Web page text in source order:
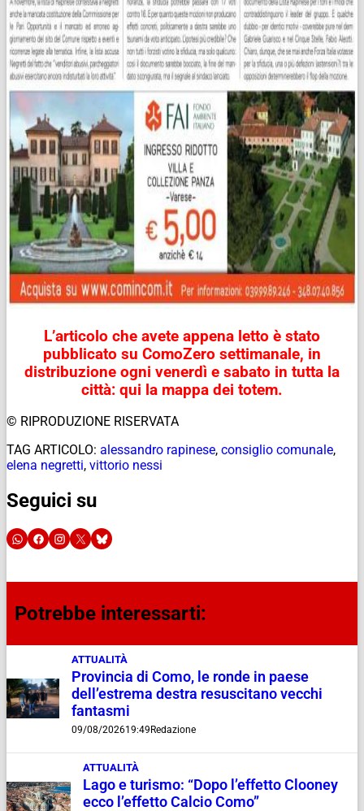
L’articolo che avete appena letto è stato
pubblicato su ComoZero settimanale, in
distribuzione ogni venerdì e sabato in tutta la
città: qui la mappa dei totem.
© RIPRODUZIONE RISERVATA
TAG ARTICOLO: alessandro rapinese, consiglio comunale,
elena negretti, vittorio nessi
Seguici su
Potrebbe interessarti:
ATTUALITÀ
Provincia di Como, le ronde in paese
dell’estrema destra resuscitano vecchi
fantasmi
09/08/202619:49Redazione
ATTUALITÀ
Lago e turismo: “Dopo l’effetto Clooney
ecco l’effetto Calcio Como”